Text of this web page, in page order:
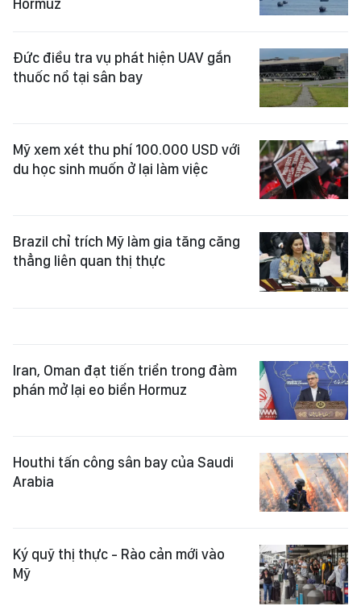
Hormuz
Đức điều tra vụ phát hiện UAV gắn
thuốc nổ tại sân bay
Mỹ xem xét thu phí 100.000 USD với
du học sinh muốn ở lại làm việc
Brazil chỉ trích Mỹ làm gia tăng căng
thẳng liên quan thị thực
Iran, Oman đạt tiến triển trong đàm
phán mở lại eo biển Hormuz
Houthi tấn công sân bay của Saudi
Arabia
Ký quỹ thị thực - Rào cản mới vào
Mỹ